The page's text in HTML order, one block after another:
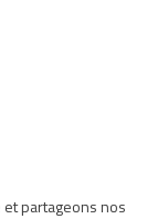
partageons nos